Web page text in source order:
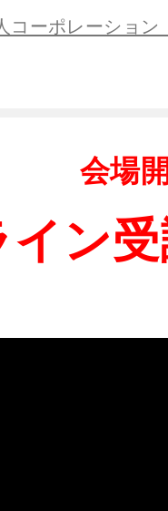
コーポレーショ
会場
イン